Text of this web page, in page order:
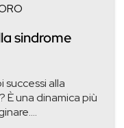
sindrome
alla
una dinamica più